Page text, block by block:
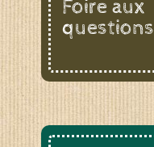
Foire aux
questions